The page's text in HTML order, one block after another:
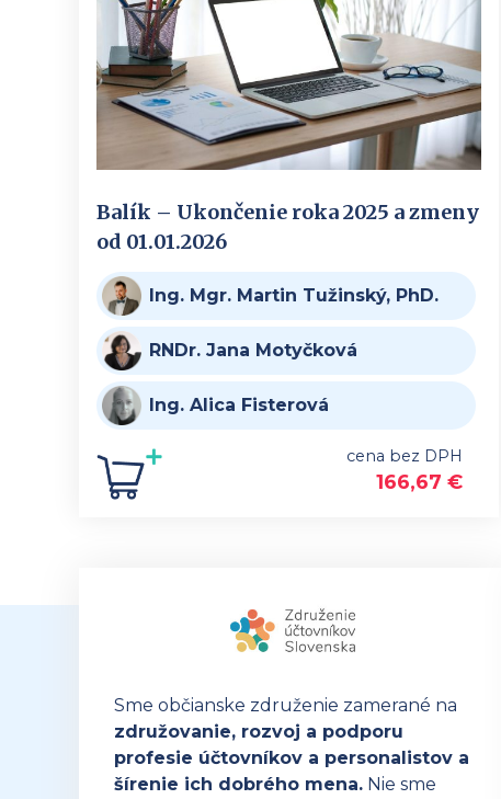
Balík – Ukončenie roka 2025 a zmeny
od 01.01.2026
Ing. Mgr. Martin Tužinský, PhD.
RNDr. Jana Motyčková
Ing. Alica Fisterová
cena bez DPH
166,67€
Sme občianske združenie zamerané na
združovanie, rozvoj a podporu
profesie účtovníkov a personalistov a
šírenie ich dobrého mena. Nie sme